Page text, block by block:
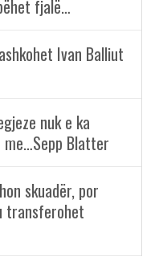
fjalë…
Ivan Balliut
nuk e ka
Blatter
skuadër, por
transferohet